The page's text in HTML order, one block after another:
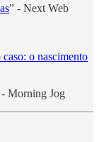
” - Next Web
o nascimento
- Morning Jog